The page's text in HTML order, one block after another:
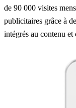
de 90 000 visites
publicitaires grâce à
intégrés au contenu et